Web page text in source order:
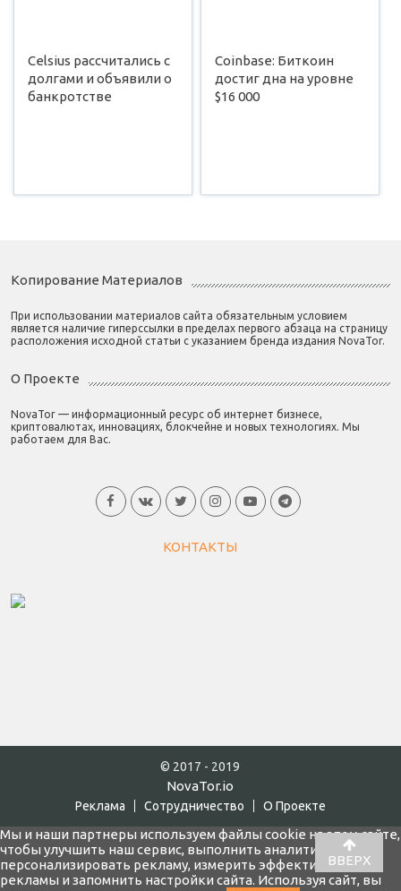
Celsius рассчитались с
долгами и объявили о
банкротстве
Coinbase: Биткоин
достиг дна на уровне
$16 000
Копирование Материалов
При использовании материалов сайта обязательным условием
является наличие гиперссылки в пределах первого абзаца на страницу
расположения исходной статьи с указанием бренда издания NovaTor.
О Проекте
NovaTor — информационный ресурс об интернет бизнесе,
криптовалютах, инновациях, блокчейне и новых технологиях. Мы
работаем для Вас.
КОНТАКТЫ
© 2017 - 2019
NovaTor.io
Реклама Cотрудничество О Проекте
ВВЕРХ
Мы и наши партнеры используем файлы cookie на этом сайте,
чтобы улучшить наш сервис, выполнить аналитику,
персонализировать рекламу, измерить эффективность
рекламы и запомнить настройки сайта. Используя сайт, вы